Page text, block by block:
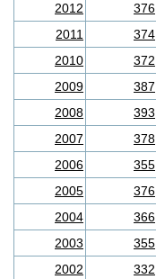
2012
376
2011
374
2010
372
2009
387
2008
393
2007
378
2006
355
2005
376
2004
366
2003
355
2002
332